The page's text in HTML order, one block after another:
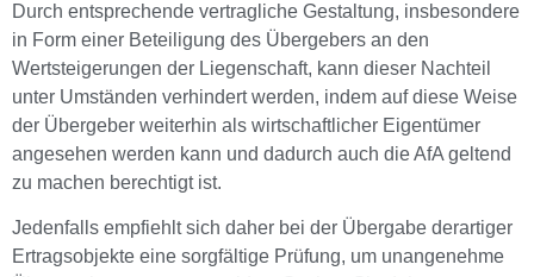
Durch entsprechende vertragliche Gestaltung, insbesondere
in Form einer Beteiligung des Übergebers an den
Wertsteigerungen der Liegenschaft, kann dieser Nachteil
unter Umständen verhindert werden, indem auf diese Weise
der Übergeber weiterhin als wirtschaftlicher Eigentümer
angesehen werden kann und dadurch auch die AfA geltend
zu machen berechtigt ist.
Jedenfalls empfiehlt sich daher bei der Übergabe derartiger
Ertragsobjekte eine sorgfältige Prüfung, um unangenehme